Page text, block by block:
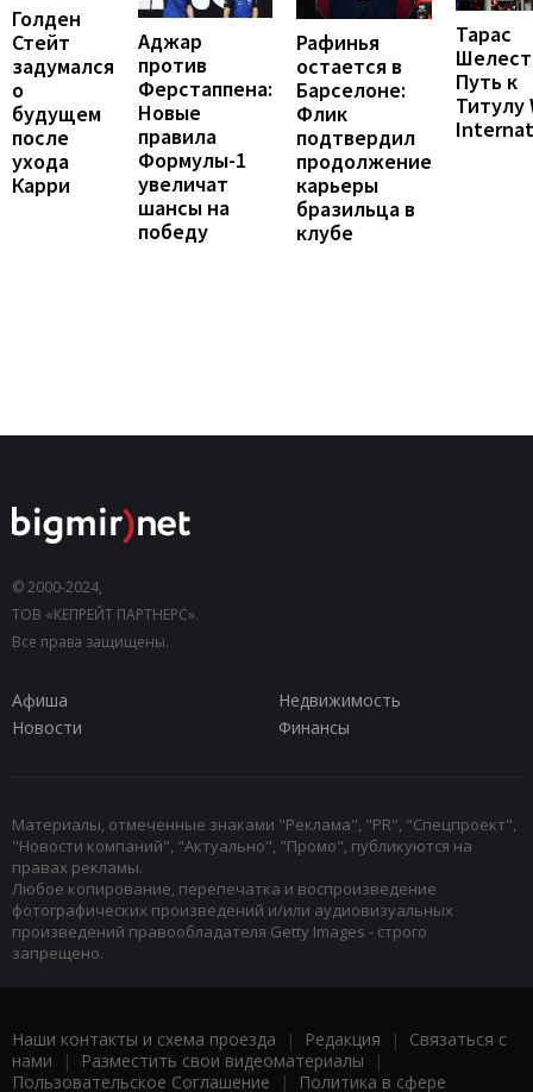
Голден
Стейт
задумался
о
будущем
после
ухода
Карри
Аджар
против
Ферстаппена:
Новые
правила
Формулы-1
увеличат
шансы на
победу
Рафинья
остается в
Барселоне:
Флик
подтвердил
продолжение
карьеры
бразильца в
клубе
Тарас
Путь к
Титулу
© 2000-2024,
ТОВ «КЕПРЕЙТ ПАРТНЕРС».
Все права защищены.
Афиша
Недвижимость
Новости
Финансы
Материалы, отмеченные знаками "Реклама", "PR", "Спецпроект",
"Новости компаний", "Актуально", "Промо", публикуются на
правах рекламы.
Любое копирование, перепечатка и воспроизведение
фотографических произведений и/или аудиовизуальных
произведений правообладателя Getty Images - строго
запрещено.
Наши контакты и схема проезда | Редакция | Связаться с
нами | Разместить свои видеоматериалы |
Пользовательское Соглашение |
Политика в сфере